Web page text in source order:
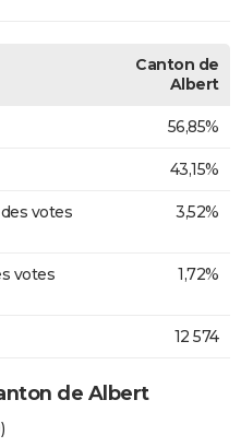
Canton de
Albert
56,85%
43,15%
votes
3,52%
votes
1,72%
12 574
de Albert